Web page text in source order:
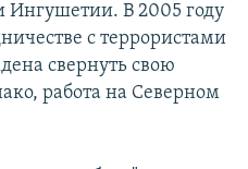
Ингушетии. В 2005 году
с террористами
свернуть свою
работа на Северном